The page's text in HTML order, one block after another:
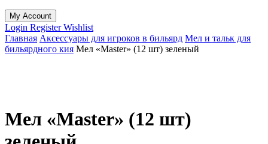
My Account
Login RegisterWishlist
Главная Аксессуары для игроков в бильярд Мел и тальк для
бильярдного кия Мел «Master» (12 шт) зеленый
Мел «Master» (12 шт)